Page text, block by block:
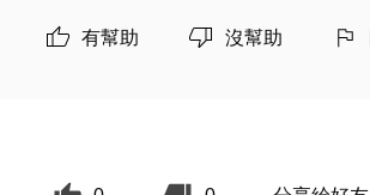
有幫助 沒幫助